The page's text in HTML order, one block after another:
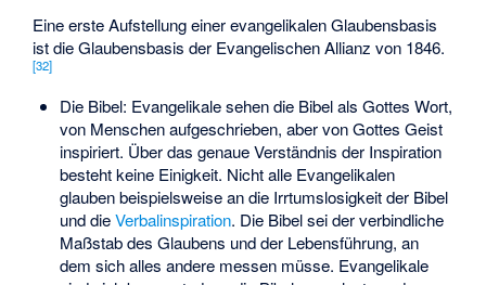
Eine erste Aufstellung einer evangelikalen Glaubensbasis
ist die Glaubensbasis der Evangelischen Allianz von 1846.
[32]
Die Bibel: Evangelikale sehen die Bibel als Gottes Wort,
von Menschen aufgeschrieben, aber von Gottes Geist
inspiriert. Über das genaue Verständnis der Inspiration
besteht keine Einigkeit. Nicht alle Evangelikalen
glauben beispielsweise an die Irrtumslosigkeit der Bibel
und dieVerbalinspiration. Die Bibel sei der verbindliche
Maßstab des Glaubens und der Lebensführung, an
dem sich alles andere messen müsse. Evangelikale